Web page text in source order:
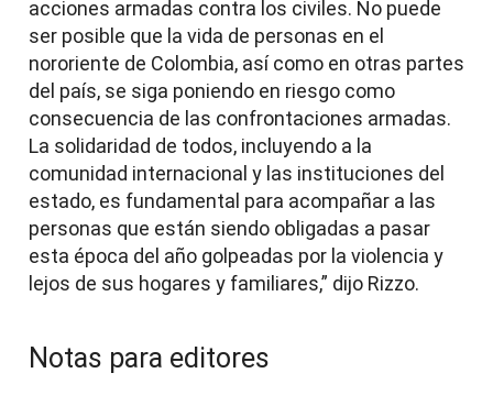
acciones armadas contra los civiles. No puede
ser posible que la vida de personas en el
nororiente de Colombia, así como en otras partes
del país, se siga poniendo en riesgo como
consecuencia de las confrontaciones armadas.
La solidaridad de todos, incluyendo a la
comunidad internacional y las instituciones del
estado, es fundamental para acompañar a las
personas que están siendo obligadas a pasar
esta época del año golpeadas por la violencia y
lejos de sus hogares y familiares,” dijo Rizzo.
Notas para editores